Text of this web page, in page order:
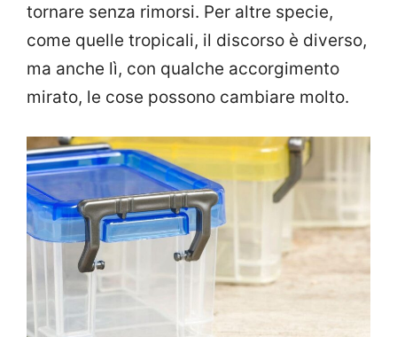
tornare senza rimorsi. Per altre specie,
come quelle tropicali, il discorso è diverso,
ma anche lì, con qualche accorgimento
mirato, le cose possono cambiare molto.